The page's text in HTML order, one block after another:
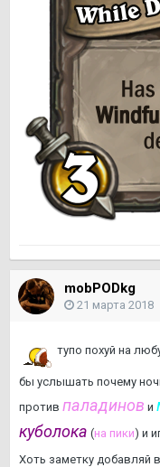
mobPODkg
21 марта 2018
тупо похуй на
бы услышать почему
против паладинов и
куболока (на пики) и
Хоть заметку добавляй